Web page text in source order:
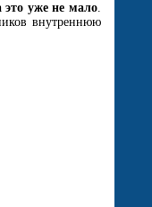
это уже не мало.
внутреннюю